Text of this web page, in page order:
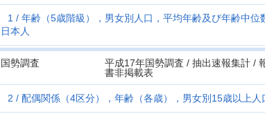
1
年齢（5歳階級），男女別人口，平均年齢及び年齢中
日本人
国勢調査
平成17年国勢調査 / 抽出速報集計 /
書非掲載表
2 配偶関係（4区分），年齢（各歳），男女別15歳以上